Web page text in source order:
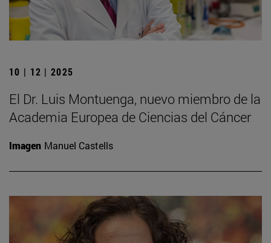
10 | 12 | 2025
El Dr. Luis Montuenga, nuevo miembro de la
Academia Europea de Ciencias del Cáncer
Imagen Manuel Castells